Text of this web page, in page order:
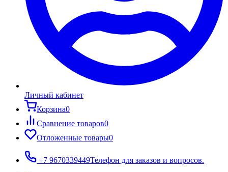
Личный кабинет
Корзина0
Сравнение товаров0
Отложенные товары0
+7 9670339449Телефон для заказов и вопросов.